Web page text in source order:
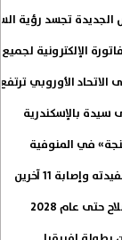
تجسد رؤية
الإلكترونية
15.4% خلال النصف الأول من
بالإسكندرية
في المنوفية
11 آخرين
عام 2028